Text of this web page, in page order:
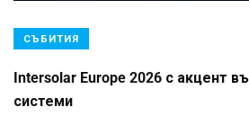
СЪБИТИЯ
Intersolar Europe 2026 с акцент
системи